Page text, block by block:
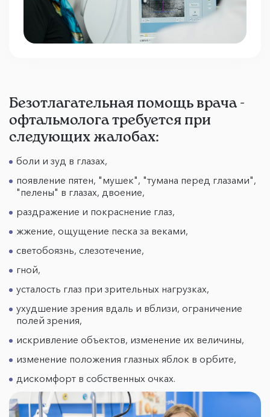
Безотлагательная помощь врача -
офтальмолога требуется при
следующих жалобах:
боли и зуд в глазах,
появление пятен, "мушек", "тумана перед глазами",
"пелены" в глазах, двоение,
раздражение и покраснение глаз,
жжение, ощущение песка за веками,
светобоязнь, слезотечение,
гной,
усталость глаз при зрительных нагрузках,
ухудшение зрения вдаль и вблизи, ограничение
полей зрения,
искривление объектов, изменение их величины,
изменение положения глазных яблок в орбите,
дискомфорт в собственных очках.